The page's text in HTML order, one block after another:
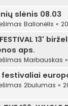
slėnis 08.03
Balionėlis «
13'
aps.
Marbauskas «
festivaliai
2bulumas «